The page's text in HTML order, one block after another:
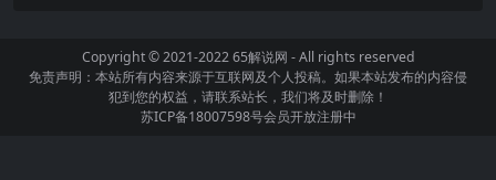
Copyright © 2021-202265解说网 - All rights reserved
免责声明：本站所有内容来源于互联网及个人投稿。如果本站发布的内容侵
犯到您的权益，请联系站长，我们将及时删除！
苏ICP备18007598号会员开放注册中